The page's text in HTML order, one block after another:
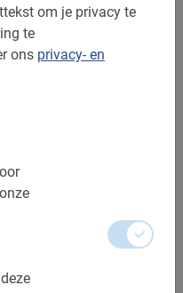
om je privacy te
te
ons privacy- en
(3% extra)
mag je gratis